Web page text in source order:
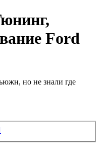
Ford
но не знали где